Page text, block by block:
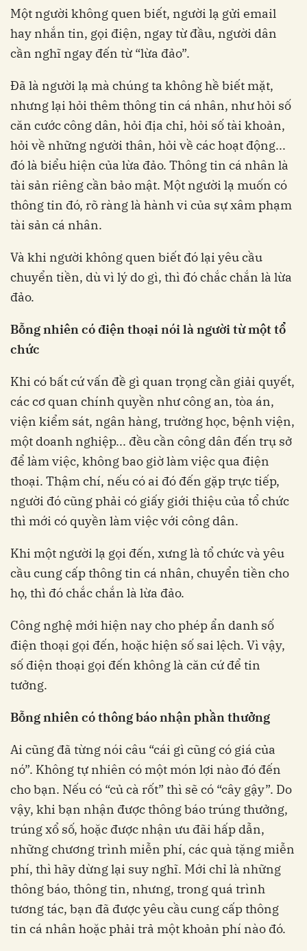
Một người không quen biết, người lạ gửi email
hay nhắn tin, gọi điện, ngay từ đầu, người dân
cần nghĩ ngay đến từ “lừa đảo”.
Đã là người lạ mà chúng ta không hề biết mặt,
nhưng lại hỏi thêm thông tin cá nhân, như hỏi số
căn cước công dân, hỏi địa chỉ, hỏi số tài khoản,
hỏi về những người thân, hỏi về các hoạt động...
đó là biểu hiện của lừa đảo. Thông tin cá nhân là
tài sản riêng cần bảo mật. Một người lạ muốn có
thông tin đó, rõ ràng là hành vi của sự xâm phạm
tài sản cá nhân.
Và khi người không quen biết đó lại yêu cầu
chuyển tiền, dù vì lý do gì, thì đó chắc chắn là lừa
đảo.
Bỗng nhiên có điện thoại nói là người từ một tổ
chức
Khi có bất cứ vấn đề gì quan trọng cần giải quyết,
các cơ quan chính quyền như công an, tòa án,
viện kiểm sát, ngân hàng, trường học, bệnh viện,
một doanh nghiệp... đều cần công dân đến trụ sở
để làm việc, không bao giờ làm việc qua điện
thoại. Thậm chí, nếu có ai đó đến gặp trực tiếp,
người đó cũng phải có giấy giới thiệu của tổ chức
thì mới có quyền làm việc với công dân.
Khi một người lạ gọi đến, xưng là tổ chức và yêu
cầu cung cấp thông tin cá nhân, chuyển tiền cho
họ, thì đó chắc chắn là lừa đảo.
Công nghệ mới hiện nay cho phép ẩn danh số
điện thoại gọi đến, hoặc hiện số sai lệch. Vì vậy,
số điện thoại gọi đến không là căn cứ để tin
tưởng.
Bỗng nhiên có thông báo nhận phần thưởng
Ai cũng đã từng nói câu “cái gì cũng có giá của
nó”. Không tự nhiên có một món lợi nào đó đến
cho bạn. Nếu có “củ cà rốt” thì sẽ có “cây gậy”. Do
vậy, khi bạn nhận được thông báo trúng thưởng,
trúng xổ số, hoặc được nhận ưu đãi hấp dẫn,
những chương trình miễn phí, các quà tặng miễn
phí, thì hãy dừng lại suy nghĩ. Mới chỉ là những
thông báo, thông tin, nhưng, trong quá trình
tương tác, bạn đã được yêu cầu cung cấp thông
tin cá nhân hoặc phải trả một khoản phí nào đó.